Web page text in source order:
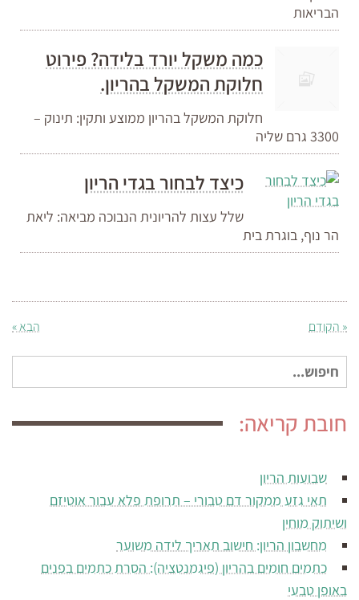
הבריאות
כמה משקל יורד בלידה? פירוט
חלוקת המשקל בהריון.
חלוקת המשקל בהריון ממוצע ותקין: תינוק –
3300 גרם שליה
כיצד לבחור בגדי הריון
שלל עצות להריונית הנבוכה מביאה: ליאת
הר נוף, בוגרת בית
« הקודם הבא »
חיפוש
עבור:
חובת קריאה:
שבועות הריון
תאי גזע ממקור דם טבורי – תרופת פלא עבור אוטיזם
ושיתוק מוחין
מחשבון הריון: חישוב תאריך לידה משוער
כתמים חומים בהריון (פיגמנטציה): הסרת כתמים בפנים
באופן טבעי